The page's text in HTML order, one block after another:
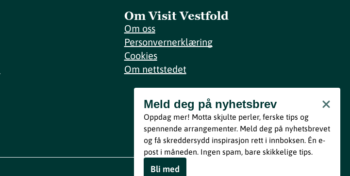
Om Visit Vestfold
Om oss
Personvernerklæring
Cookies
Om nettstedet
Meld deg på nyhetsbrev
Bli med
Ved å melde deg inn godtar du våre vilkår i henhold til vår
personvernerklæring.
Meld deg på nyhetsbrev
Oppdag mer! Motta skjulte perler, ferske tips og
spennende arrangementer. Meld deg på nyhetsbrevet
og få skreddersydd inspirasjon rett i innboksen. Én e-
post i måneden. Ingen spam, bare skikkelige tips.
Bli med